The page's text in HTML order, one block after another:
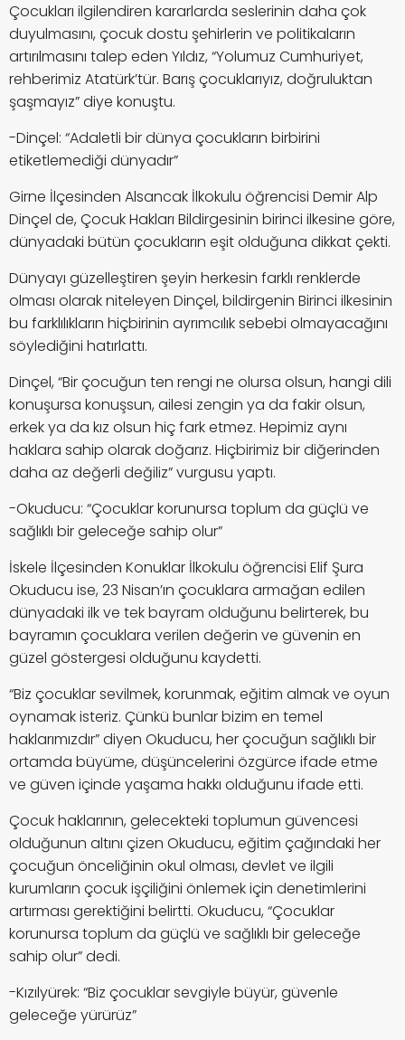
Çocukları ilgilendiren kararlarda seslerinin daha çok
duyulmasını, çocuk dostu şehirlerin ve politikaların
artırılmasını talep eden Yıldız, “Yolumuz Cumhuriyet,
rehberimiz Atatürk’tür. Barış çocuklarıyız, doğruluktan
şaşmayız” diye konuştu.
-Dinçel: “Adaletli bir dünya çocukların birbirini
etiketlemediği dünyadır”
Girne İlçesinden Alsancak İlkokulu öğrencisi Demir Alp
Dinçel de, Çocuk Hakları Bildirgesinin birinci ilkesine göre,
dünyadaki bütün çocukların eşit olduğuna dikkat çekti.
Dünyayı güzelleştiren şeyin herkesin farklı renklerde
olması olarak niteleyen Dinçel, bildirgenin Birinci ilkesinin
bu farklılıkların hiçbirinin ayrımcılık sebebi olmayacağını
söylediğini hatırlattı.
Dinçel, “Bir çocuğun ten rengi ne olursa olsun, hangi dili
konuşursa konuşsun, ailesi zengin ya da fakir olsun,
erkek ya da kız olsun hiç fark etmez. Hepimiz aynı
haklara sahip olarak doğarız. Hiçbirimiz bir diğerinden
daha az değerli değiliz” vurgusu yaptı.
-Okuducu: “Çocuklar korunursa toplum da güçlü ve
sağlıklı bir geleceğe sahip olur”
İskele İlçesinden Konuklar İlkokulu öğrencisi Elif Şura
Okuducu ise, 23 Nisan’ın çocuklara armağan edilen
dünyadaki ilk ve tek bayram olduğunu belirterek, bu
bayramın çocuklara verilen değerin ve güvenin en
güzel göstergesi olduğunu kaydetti.
“Biz çocuklar sevilmek, korunmak, eğitim almak ve oyun
oynamak isteriz. Çünkü bunlar bizim en temel
haklarımızdır” diyen Okuducu, her çocuğun sağlıklı bir
ortamda büyüme, düşüncelerini özgürce ifade etme
ve güven içinde yaşama hakkı olduğunu ifade etti.
Çocuk haklarının, gelecekteki toplumun güvencesi
olduğunun altını çizen Okuducu, eğitim çağındaki her
çocuğun önceliğinin okul olması, devlet ve ilgili
kurumların çocuk işçiliğini önlemek için denetimlerini
artırması gerektiğini belirtti. Okuducu, “Çocuklar
korunursa toplum da güçlü ve sağlıklı bir geleceğe
sahip olur” dedi.
-Kızılyürek: “Biz çocuklar sevgiyle büyür, güvenle
geleceğe yürürüz”